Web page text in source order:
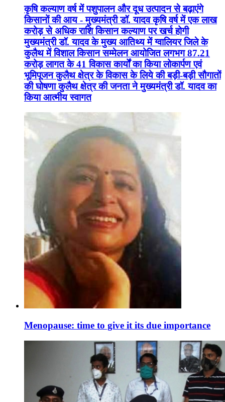
कृषि कल्याण वर्ष में पशुपालन और दूध उत्पादन से बढ़ाएंगे
किसानों की आय - मुख्यमंत्री डॉ. यादव कृषि वर्ष में एक लाख
करोड़ से अधिक राशि किसान कल्याण पर खर्च होगी
मुख्यमंत्री डॉ. यादव के मुख्य आतिथ्य में ग्वालियर जिले के
कुलैथ में विशाल किसान सम्मेलन आयोजित लगभग 87.21
करोड़ लागत के 41 विकास कार्यों का किया लोकार्पण एवं
भूमिपूजन कुलैथ क्षेत्र के विकास के लिये की बड़ी-बड़ी सौगातों
की घोषणा कुलैथ क्षेत्र की जनता ने मुख्यमंत्री डॉ. यादव का
किया आत्मीय स्वागत
Menopause: time to give it its due importance